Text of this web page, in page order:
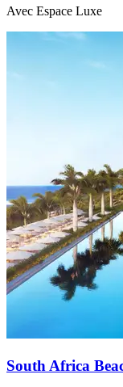
Avec Espace Luxe
South Africa